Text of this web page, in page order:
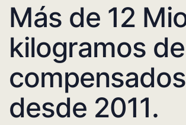
Más de 12
kilogramos
compensados
desde 2011.